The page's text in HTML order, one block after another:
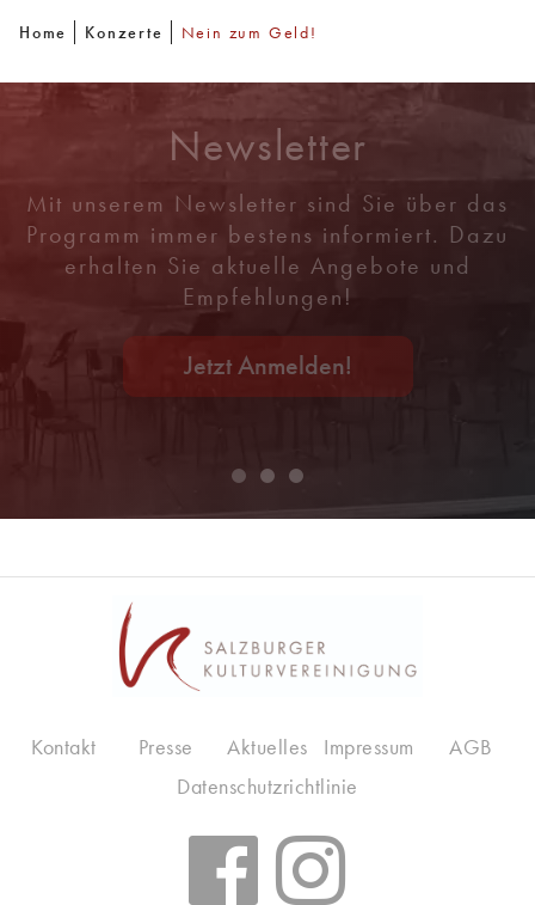
Home Konzerte Nein zum Geld!
Newsletter
Mit unserem Newsletter sind Sie über das
Programm immer bestens informiert. Dazu
erhalten Sie aktuelle Angebote und
Empfehlungen!
Jetzt Anmelden!
Kontakt Presse Aktuelles Impressum
AGB
Datenschutzrichtlinie